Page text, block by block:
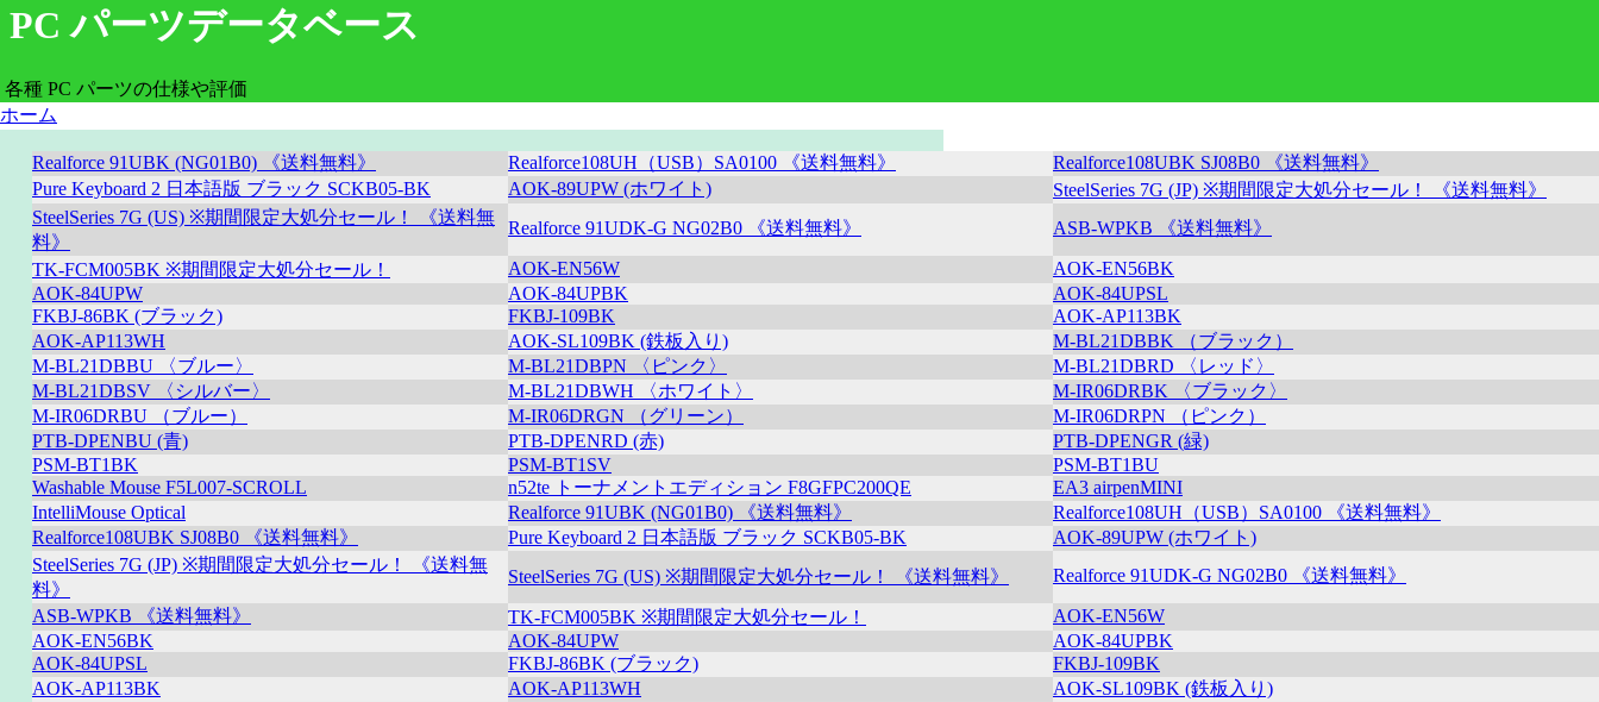
PC パーツデータベース
各種 PC パーツの仕様や評価
ホーム
Realforce 91UBK (NG01B0) 《送料無料》 Realforce108UH（USB）SA0100 《送料無料》
Realforce108UBK SJ08B0 《送料無料》
Pure Keyboard 2 日本語版 ブラック SCKB05-BK
AOK-89UPW (ホワイト)
SteelSeries 7G (JP) ※期間限定大処分セール！ 《送料無料》
SteelSeries 7G (US) ※期間限定大処分セール！ 《送料無
料》
Realforce 91UDK-G NG02B0 《送料無料》 ASB-WPKB 《送料無料》
TK-FCM005BK ※期間限定大処分セール！ AOK-EN56W
AOK-EN56BK
AOK-84UPW
AOK-84UPBK
AOK-84UPSL
FKBJ-86BK (ブラック)
FKBJ-109BK
AOK-AP113BK
AOK-AP113WH
AOK-SL109BK (鉄板入り)
M-BL21DBBK （ブラック）
M-BL21DBBU 〈ブルー〉
M-BL21DBPN 〈ピンク〉
M-BL21DBRD 〈レッド〉
M-BL21DBSV 〈シルバー〉
M-BL21DBWH 〈ホワイト〉
M-IR06DRBK 〈ブラック〉
M-IR06DRBU （ブルー）
M-IR06DRGN （グリーン）
M-IR06DRPN （ピンク）
PTB-DPENBU (青)
PTB-DPENRD (赤)
PTB-DPENGR (緑)
PSM-BT1BK
PSM-BT1SV
PSM-BT1BU
Washable Mouse F5L007-SCROLL
n52te トーナメントエディション F8GFPC200QE
EA3 airpenMINI
IntelliMouse Optical
Realforce 91UBK (NG01B0) 《送料無料》
Realforce108UH（USB）SA0100 《送料無料》
Realforce108UBK SJ08B0 《送料無料》
Pure Keyboard 2 日本語版 ブラック SCKB05-BK
AOK-89UPW (ホワイト)
SteelSeries 7G (JP) ※期間限定大処分セール！ 《送料無
料》
SteelSeries 7G (US) ※期間限定大処分セール！ 《送料無料》
Realforce 91UDK-G NG02B0 《送料無料》
ASB-WPKB 《送料無料》
TK-FCM005BK ※期間限定大処分セール！
AOK-EN56W
AOK-EN56BK
AOK-84UPW
AOK-84UPBK
AOK-84UPSL
FKBJ-86BK (ブラック)
FKBJ-109BK
AOK-AP113BK
AOK-AP113WH
AOK-SL109BK (鉄板入り)